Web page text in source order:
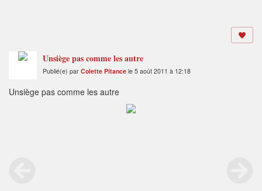
Unsiège pas comme les autre
Publié(e) par Colette Pitance le 5 août 2011 à 12:18
Unsiège pas comme les autre